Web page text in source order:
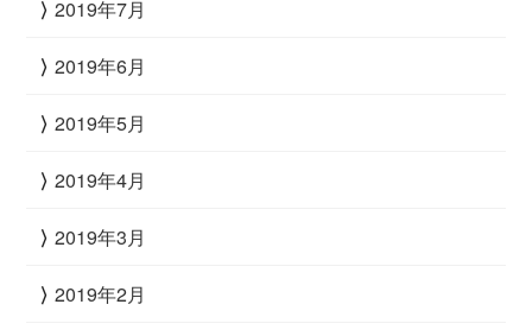
2019年7月
2019年6月
2019年5月
2019年4月
2019年3月
2019年2月